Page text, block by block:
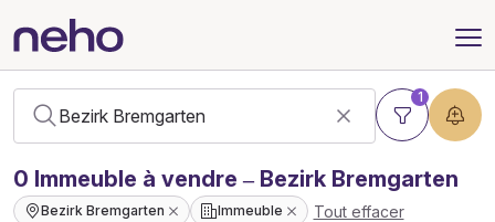
1
0 Immeuble à vendre – Bezirk Bremgarten
Bezirk Bremgarten Immeuble
Tout effacer